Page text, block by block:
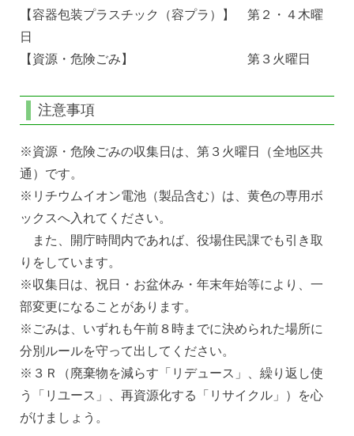
【容器包装プラスチック（容プラ）】 第２・４木曜
日
【資源・危険ごみ】 第３火曜日
注意事項
※資源・危険ごみの収集日は、第３火曜日（全地区共
通）です。
※リチウムイオン電池（製品含む）は、黄色の専用ボ
ックスへ入れてください。
また、開庁時間内であれば、役場住民課でも引き取
りをしています。
※収集日は、祝日・お盆休み・年末年始等により、一
部変更になることがあります。
※ごみは、いずれも午前８時までに決められた場所に
分別ルールを守って出してください。
※３Ｒ（廃棄物を減らす「リデュース」、繰り返し使
う「リユース」、再資源化する「リサイクル」）を心
がけましょう。